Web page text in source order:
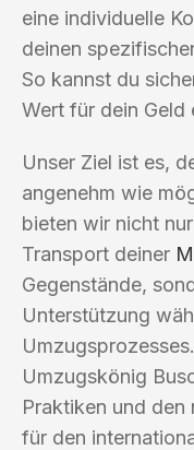
eine individuelle
deinen
So kannst du
Wert für dein Geld
Unser Ziel ist es,
angenehm wie
bieten wir nicht
Transport deiner
Gegenstände,
Unterstützung
Umzugskönig
Praktiken und den
für den